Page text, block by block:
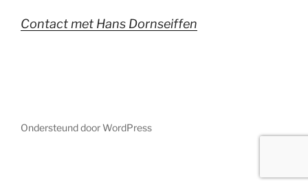
Contact met Hans Dornseiffen
Ondersteund door WordPress